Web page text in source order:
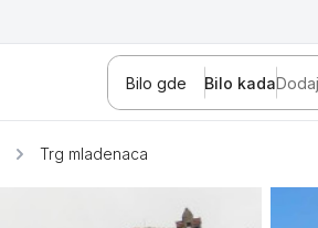
Bilo gde Bilo kada
Trg mladenaca